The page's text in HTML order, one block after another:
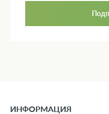
ИНФОРМАЦИЯ